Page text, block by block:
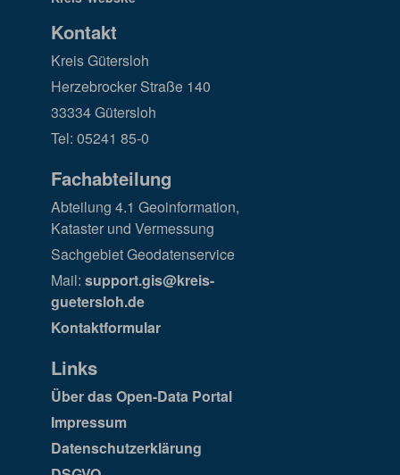
Kontakt
Kreis Gütersloh
Herzebrocker Straße 140
33334 Gütersloh
Tel: 05241 85-0
Fachabteilung
Abteilung 4.1 Geoinformation,
Kataster und Vermessung
Sachgebiet Geodatenservice
Mail: support.gis@kreis-
guetersloh.de
Kontaktformular
Links
Über das Open-Data Portal
Impressum
Datenschutzerklärung